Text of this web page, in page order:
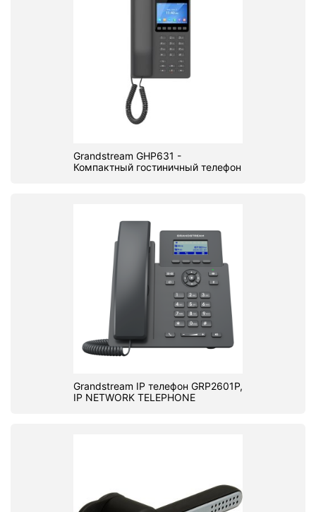
Grandstream GHP631 -
Компактный гостиничный телефон
Grandstream IP телефон GRP2601P,
IP NETWORK TELEPHONE